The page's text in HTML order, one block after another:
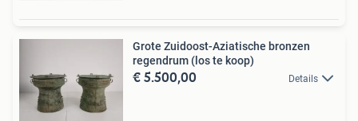
Grote Zuidoost-Aziatische bronzen
regendrum (los te koop)
€ 5.500,00 Details